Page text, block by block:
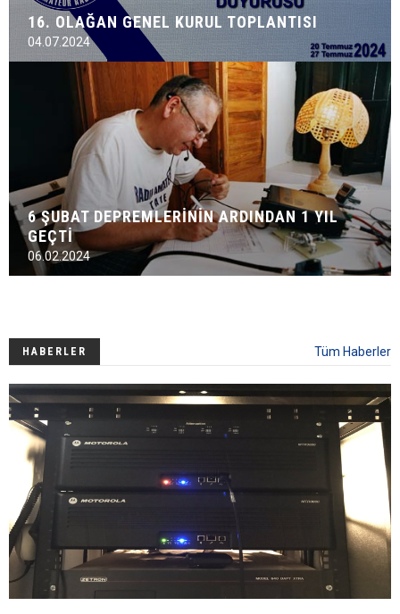
16. OLAĞAN GENEL KURUL TOPLANTISI
04.07.2024
6 ŞUBAT DEPREMLERİNİN ARDINDAN 1 YIL
GEÇTİ
06.02.2024
HABERLER Tüm Haberler